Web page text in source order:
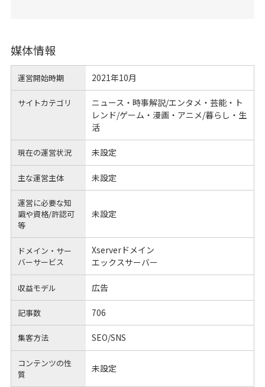
媒体情報
運営開始時期 2021年10月
サイトカテゴリ
ニュース・時事解説/エンタメ・芸能・ト
レンド/ゲーム・漫画・アニメ/暮らし・生
活
現在の運営状況 未設定
主な運営主体 未設定
運営に必要な知
識や資格/許認可
等
未設定
ドメイン・サー
バーサービス
Xserverドメイン
エックスサーバー
収益モデル 広告
記事数 706
集客方法 SEO/SNS
コンテンツの性
質
未設定